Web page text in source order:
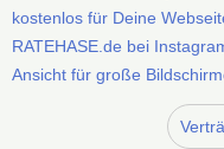
kostenlos für Deine
RATEHASE.de bei
Ansicht für große